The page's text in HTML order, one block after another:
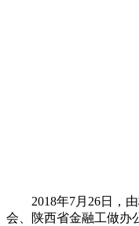
2018年7月26日，由
会、陕西省金融工做办